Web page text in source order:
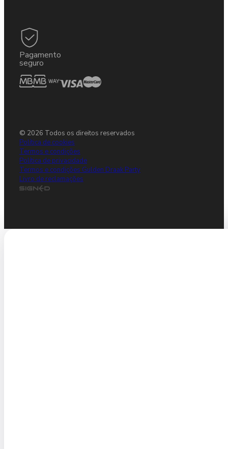
Pagamento
seguro
© 2026 Todos os direitos reservados
Política de cookies
Termos e condições
Política de privacidade
Termos e condições Gulden Draak Party
Livro de reclamações